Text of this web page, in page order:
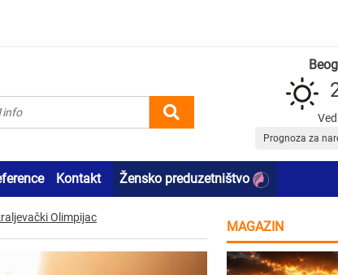
Prognoza za
Kontakt Žensko preduzetništvo
Olimpijac
MAGAZIN